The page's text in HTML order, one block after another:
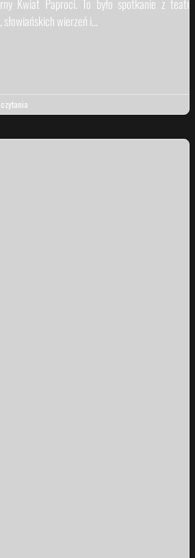
Kwiat Paproci. To było spotkanie z
wierzeń i...